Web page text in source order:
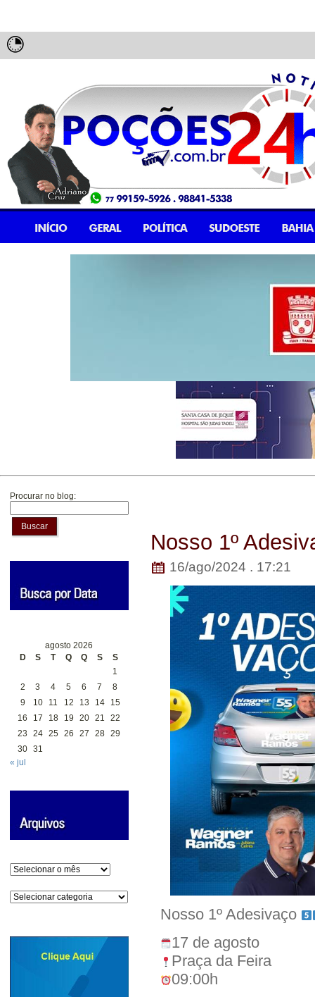
Procurar no blog:
Buscar
agosto 2026
D
S T Q Q S
S
1
2
3 4 5 6 7
8
9
10 11 12 13 14
15
16
17 18 19 20 21
22
23
24 25 26 27 28 29
30 31
« jul
Arquivos
Categorias
Nosso 1º
16/ago/2024 . 17:21
Nosso 1º Adesivaço
17 de agosto
Praça da Feira
09:00h